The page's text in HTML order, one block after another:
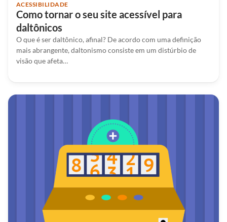
ACESSIBILIDADE
Como tornar o seu site acessível para
daltônicos
O que é ser daltônico, afinal? De acordo com uma definição
mais abrangente, daltonismo consiste em um distúrbio de
visão que afeta…